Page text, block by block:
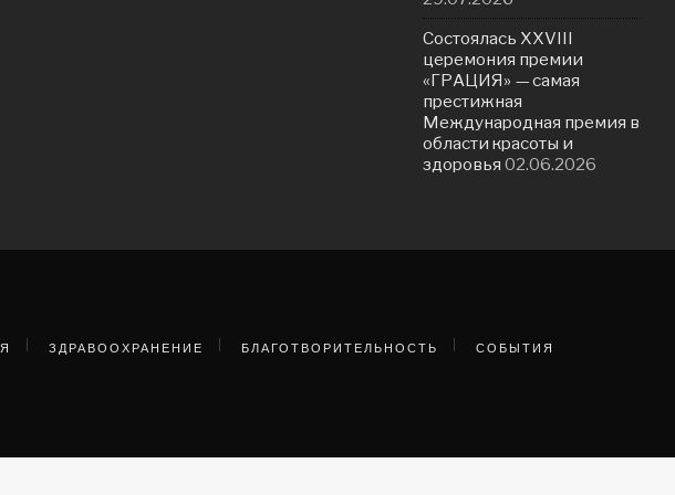
Состоялась ХXVIII
церемония премии
«ГРАЦИЯ» — самая
престижная
Международная премия в
области красоты и
здоровья 02.06.2026
ЗДРАВООХРАНЕНИЕ БЛАГОТВОРИТЕЛЬНОСТЬ СОБЫТИЯ